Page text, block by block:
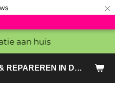
×
FATBIKES KOPEN & REPAREREN IN DEN HAAG EN ZOETERMEER - SACHE BIKES
aan huis